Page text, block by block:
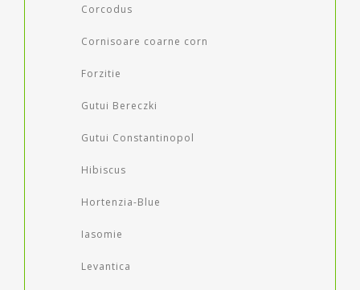
Corcodus
Cornisoare coarne corn
Forzitie
Gutui Bereczki
Gutui Constantinopol
Hibiscus
Hortenzia-Blue
Iasomie
Levantica